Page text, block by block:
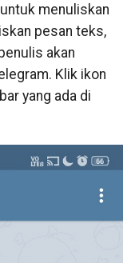
menuliskan
pesan teks,
akan
Klik ikon
yang ada di